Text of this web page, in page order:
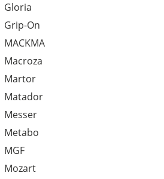
Gloria
Grip-On
MACKMA
Macroza
Martor
Matador
Messer
Metabo
MGF
Mozart